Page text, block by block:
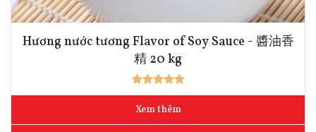
Hương nước tương Flavor of Soy Sauce - 醬油香
精 20 kg
Xem thêm